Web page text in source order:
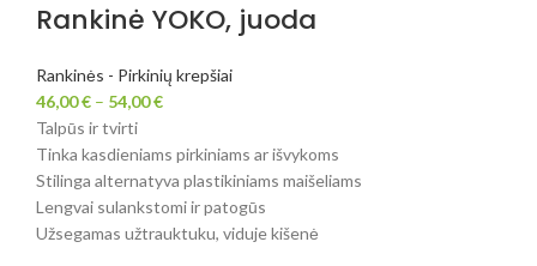
Rankinė YOKO, juoda
Rankinės - Pirkinių krepšiai
46,00€ – 54,00€
Talpūs ir tvirti
Tinka kasdieniams pirkiniams ar išvykoms
Stilinga alternatyva plastikiniams maišeliams
Lengvai sulankstomi ir patogūs
Užsegamas užtrauktuku, viduje kišenė